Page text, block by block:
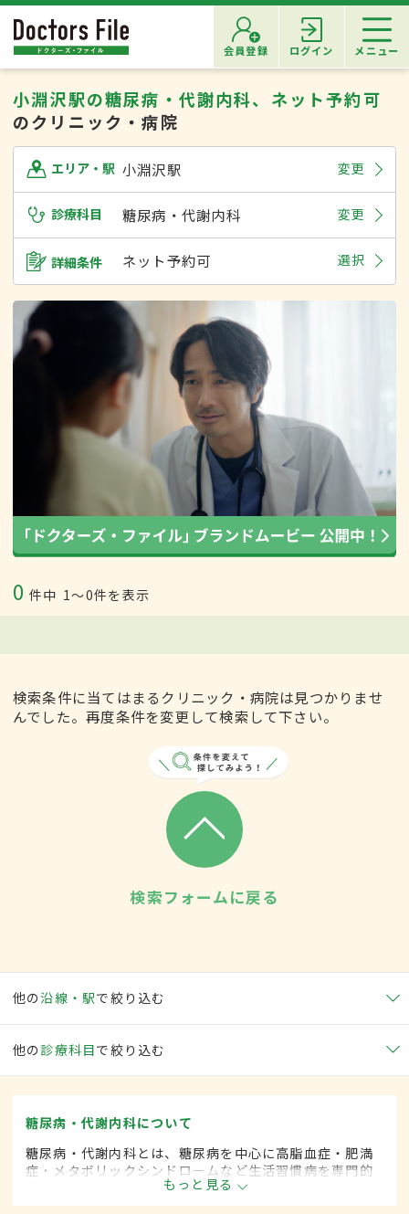
会員登録 ログイン メニュー
小淵沢駅の糖尿病・代謝内科、ネット予約可
のクリニック・病院
エリア・駅 小淵沢駅 変更
診療科目 糖尿病・代謝内科 変更
詳細条件 ネット予約可 選択
0 件中 1〜0件を表示
検索条件に当てはまるクリニック・病院は見つかりませ
んでした。再度条件を変更して検索して下さい。
検索フォームに戻る
他の沿線・駅で絞り込む
他の 診療科目で絞り込む
糖尿病・代謝内科について
糖尿病・代謝内科とは、糖尿病を中心に高脂血症・肥満
症・メタボリックシンドロームなど生活習慣病を専門的
に取り扱う内科の一領域です。平成20年4月の制度改正
前は、糖尿病科と呼ばれていました。
もっと見る